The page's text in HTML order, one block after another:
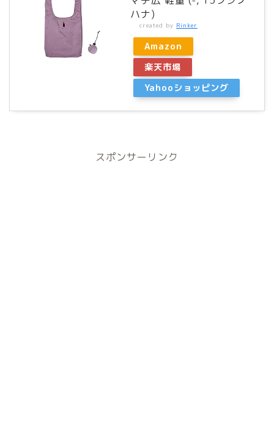
ハナ)
created by Rinker
Amazon
楽天市場
Yahooショッピング
スポンサーリンク